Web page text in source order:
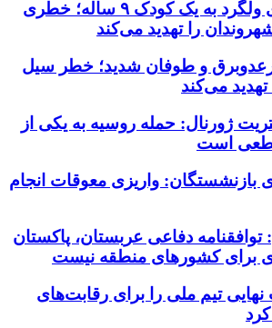
حمله سگ‌های ولگرد به یک کودک ۹ ساله؛ خطری
را تهدید می‌کند
رعدوبرق و طوفان شدید؛ خطر سیل
تهدید می‌کند
ژورنال: حمله روسیه به یکی از
قطعی است
بازنشستگان: واریزی معوقات انجام
دفاعی عربستان، پاکستان
برای کشورهای منطقه نیست
نهایی تیم ملی را برای رقابت‌های